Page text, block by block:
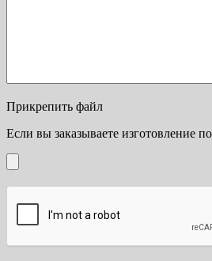
Прикрепить файл
Если вы заказываете изготовление